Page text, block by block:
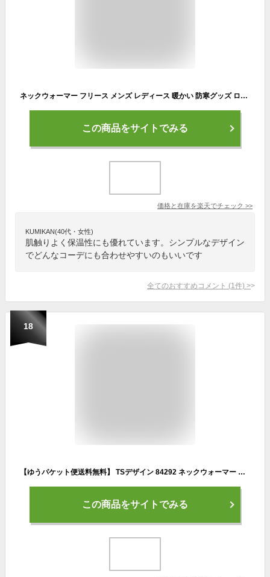
ネックウォーマー フリース メンズ レディース 暖かい 防寒グッズ ロング丈 ネックゲイター 通勤 通学 アウトドア スポーツ 送料無料 通販A15【4Z0346】
この商品をサイトでみる
価格と在庫を楽天でチェック >>
KUMIKAN(40代・女性)
肌触りよく保温性にも優れています。シンプルなデザイン
でどんなコーデにも合わせやすいのもいいです
全てのおすすめコメント (1 件) >
18
【ゆうパケット便送料無料】 TSデザイン 84292 ネックウォーマー メンズ レディース 防風性 保温性で暖かい防寒に 風よけ【マイクロフリース素材】 藤和 冬用 tw-84292
この商品をサイトでみる